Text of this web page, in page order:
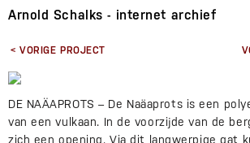
Arnold Schalks - internet archief
< VORIGE PROJECT
DE NAÄAPROTS – De Naäaprots is een
van een vulkaan. In de voorzijde van de
zich een opening. Via dit langwerpige gat